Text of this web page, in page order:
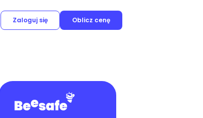
Zaloguj się Oblicz cenę